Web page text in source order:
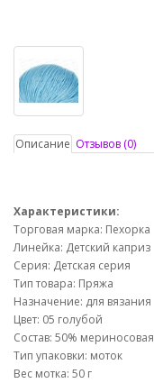
Описание Отзывов (0)
Характеристики:
Торговая марка: Пехорка
Линейка: Детский каприз
Серия: Детская серия
Тип товара: Пряжа
Назначение: для вязания
Цвет: 05 голубой
Состав: 50%
Тип упаковки: моток
Вес мотка: 50 г